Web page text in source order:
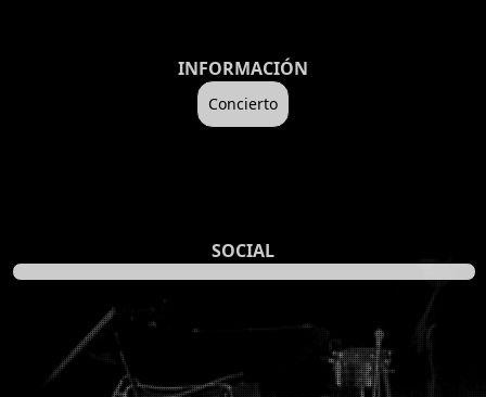
INFORMACIÓN
Concierto
SOCIAL